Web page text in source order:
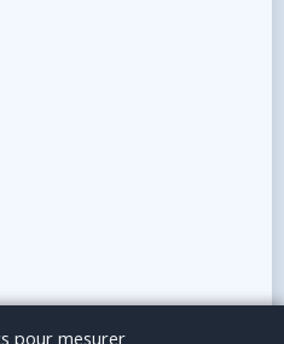
invitésMentions Légales
pour mesurer